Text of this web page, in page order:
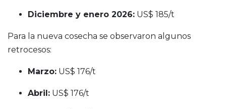
Diciembre y enero 2026: US$ 185/t
Para la nueva cosecha se observaron algunos
retrocesos:
Marzo: US$ 176/t
Abril: US$ 176/t